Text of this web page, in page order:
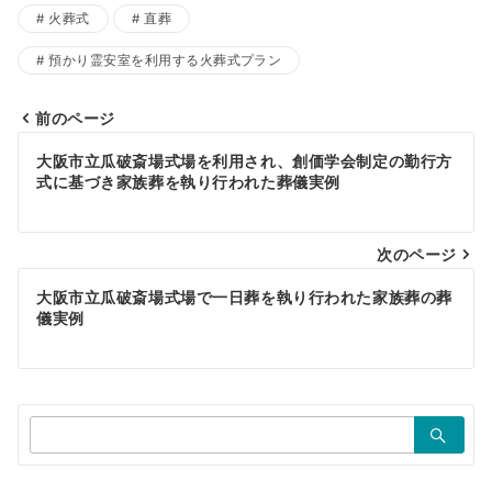
火葬式 直葬
預かり霊安室を利用する火葬式プラン
投
稿
ナ
ビ
ゲ
ー
シ
ョ
ン
前のページ
大阪市立瓜破斎場式場を利用され、創価学会制定の勤行方
式に基づき家族葬を執り行われた葬儀実例
次のページ
大阪市立瓜破斎場式場で一日葬を執り行われた家族葬の葬
儀実例
索：